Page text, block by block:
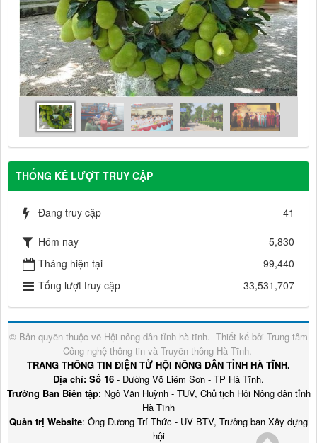
THỐNG KÊ LƯỢT TRUY CẬP
Đang truy cập 41
Hôm nay
5,830
Tháng hiện tại
99,440
Tổng lượt truy cập
33,531,707
© Bản quyền thuộc về Hội nông dân tỉnh hà tĩnh. Thiết kế bởi Trung tâm
Công nghệ thông tin và Truyền thông Hà Tĩnh.
TRANG THÔNG TIN ĐIỆN TỬ HỘI NÔNG DÂN TỈNH HÀ TĨNH.
Địa chỉ: Số 16 - Đường Võ Liêm Sơn - TP Hà Tĩnh.
Trưởng Ban Biên tập: Ngô Văn Huỳnh - TUV, Chủ tịch Hội Nông dân tỉnh
Hà Tĩnh
Quản trị Website: Ông Dương Trí Thức - UV BTV, Trưởng ban Xây dựng
hội